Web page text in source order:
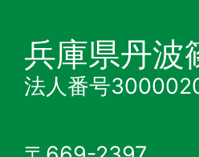
兵庫県丹波
法人番号